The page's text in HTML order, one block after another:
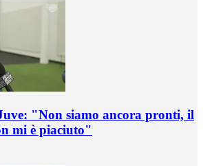
"Non siamo ancora pronti, il
mi è piaciuto"